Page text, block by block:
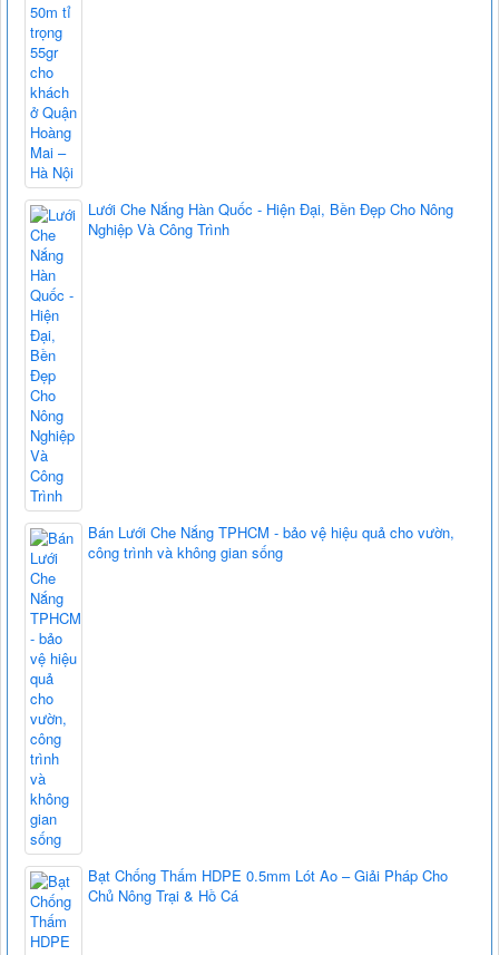
Lưới Che Nắng Hàn Quốc - Hiện Đại, Bền Đẹp Cho Nông
Nghiệp Và Công Trình
Bán Lưới Che Nắng TPHCM - bảo vệ hiệu quả cho vườn,
công trình và không gian sống
Bạt Chống Thấm HDPE 0.5mm Lót Ao – Giải Pháp Cho
Chủ Nông Trại & Hồ Cá